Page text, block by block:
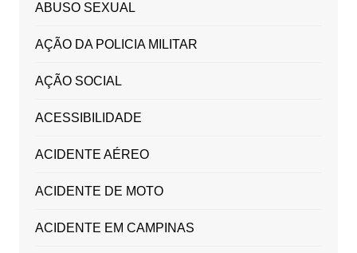
ABUSO SEXUAL
AÇÃO DA POLICIA MILITAR
AÇÃO SOCIAL
ACESSIBILIDADE
ACIDENTE AÉREO
ACIDENTE DE MOTO
ACIDENTE EM CAMPINAS